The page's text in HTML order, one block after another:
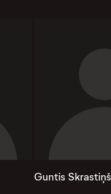
Guntis Skrastiņš